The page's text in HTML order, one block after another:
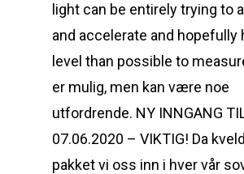
light can be entirely trying to
and accelerate and hopefully
level than possible to
er mulig, men kan være noe
utfordrende. NY INNGANG
07.06.2020 – VIKTIG! Da
pakket vi oss inn i hver vår